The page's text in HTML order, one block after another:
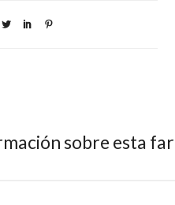
sobre esta